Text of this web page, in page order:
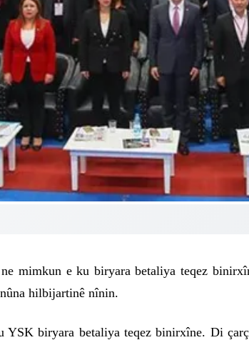
e ku biryara betaliya teqez
hilbijartinê nînin.
biryara betaliya teqez binirxîne. Di